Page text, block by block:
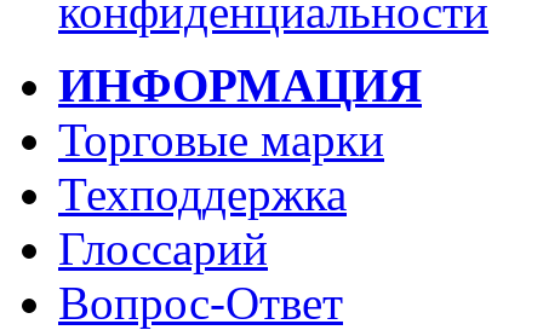
конфиденциальности
ИНФОРМАЦИЯ
Торговые марки
Техподдержка
Глоссарий
Вопрос-Ответ